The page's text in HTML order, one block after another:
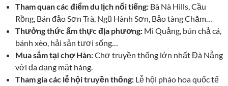
Tham quan các điểm du lịch nổi tiếng: Bà Nà Hills, Cầu
Rồng, Bán đảo Sơn Trà, Ngũ Hành Sơn, Bảo tàng Chăm…
Thưởng thức ẩm thực địa phương: Mì Quảng, bún chả cá,
bánh xèo, hải sản tươi sống…
Mua sắm tại chợ Hàn:Chợ truyền thống lớn nhất Đà Nẵng
với đa dạng mặt hàng.
Tham gia các lễ hội truyền thống: Lễ hội pháo hoa quốc tế